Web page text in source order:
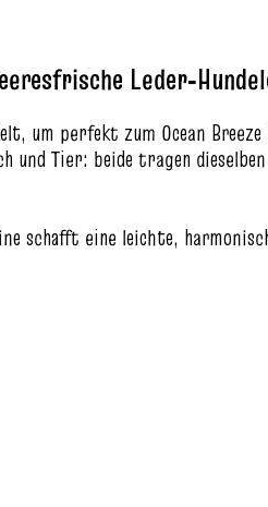
um perfekt zum Ocean Breeze
Tier: beide tragen
schafft eine leichte,